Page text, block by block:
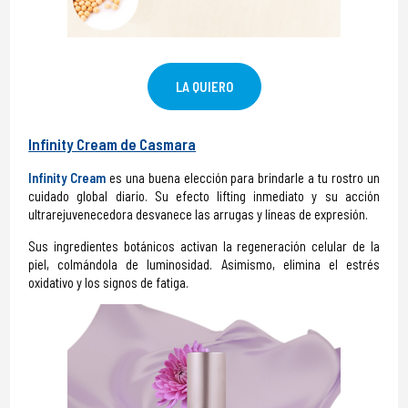
LA QUIERO
Infinity Cream de Casmara
Infinity Cream es una buena elección para brindarle a tu rostro un
cuidado global diario. Su efecto lifting inmediato y su acción
ultrarejuvenecedora desvanece las arrugas y líneas de expresión.
Sus ingredientes botánicos activan la regeneración celular de la
piel, colmándola de luminosidad. Asimismo, elimina el estrés
oxidativo y los signos de fatiga.